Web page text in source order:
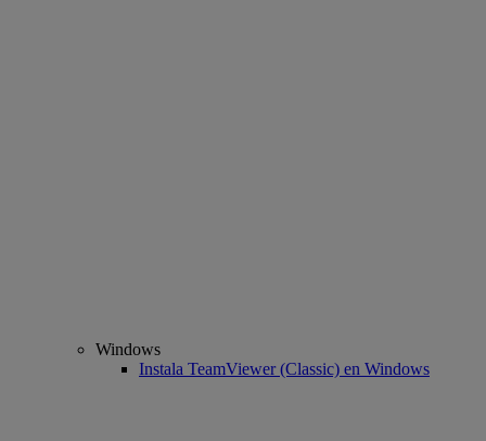
Windows
Instala TeamViewer (Classic) en Windows